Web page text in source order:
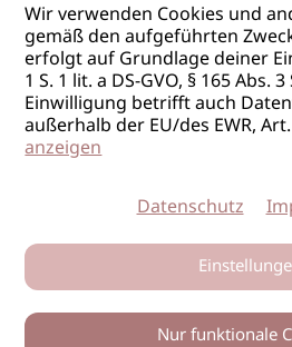
Wir verwenden Cookies und
gemäß den aufgeführten
erfolgt auf Grundlage deiner
1 S. 1 lit. a DS-GVO, § 165 Abs.
Einwilligung betrifft auch
außerhalb der EU/des EWR,
anzeigen
Datenschutz
Nur funktionale